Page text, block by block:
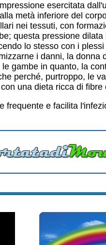
esercitata
metà inferiore del
nei tessuti, con
questa pressione
lo stesso con i
i danni, la donna
gambe in quanto, la
perché, purtroppo, le
una dieta ricca di fibre
frequente e facilita